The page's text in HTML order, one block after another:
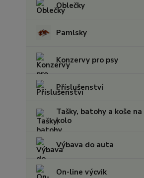
Oblečky
Pamlsky
Konzervy pro psy
Příslušenství
Tašky, batohy a koše na
kolo
Výbava do auta
On-line výcvik